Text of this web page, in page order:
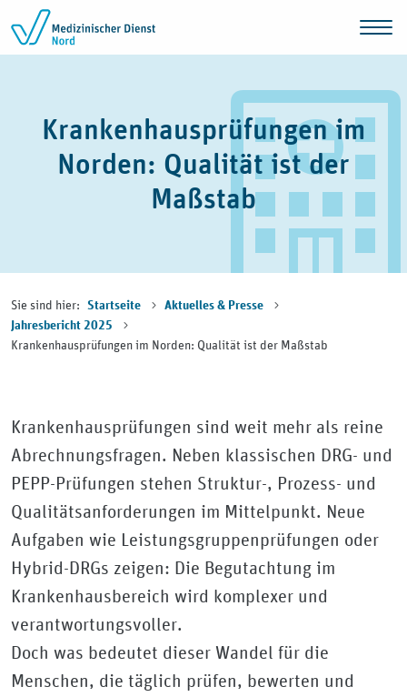
Zum Inhalt springen
Krankenhausprüfungen im
Norden: Qualität ist der
Maßstab
Sie sind hier: Startseite
Aktuelles & Presse
Jahresbericht 2025
Krankenhausprüfungen im Norden: Qualität ist der Maßstab
Krankenhausprüfungen sind weit mehr als reine
Abrechnungsfragen. Neben klassischen DRG- und
PEPP-Prüfungen stehen Struktur-, Prozess- und
Qualitätsanforderungen im Mittelpunkt. Neue
Aufgaben wie Leistungsgruppenprüfungen oder
Hybrid-DRGs zeigen: Die Begutachtung im
Krankenhausbereich wird komplexer und
verantwortungsvoller.
Doch was bedeutet dieser Wandel für die
Menschen, die täglich prüfen, bewerten und